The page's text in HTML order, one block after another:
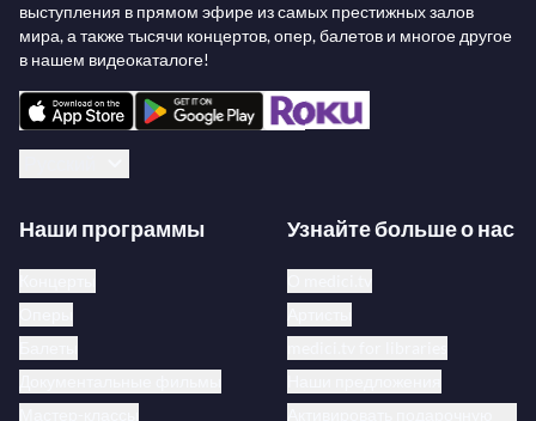
выступления в прямом эфире из самых престижных залов
мира, а также тысячи концертов, опер, балетов и многое другое
в нашем видеокаталоге!
Наши программы Узнайте больше о нас